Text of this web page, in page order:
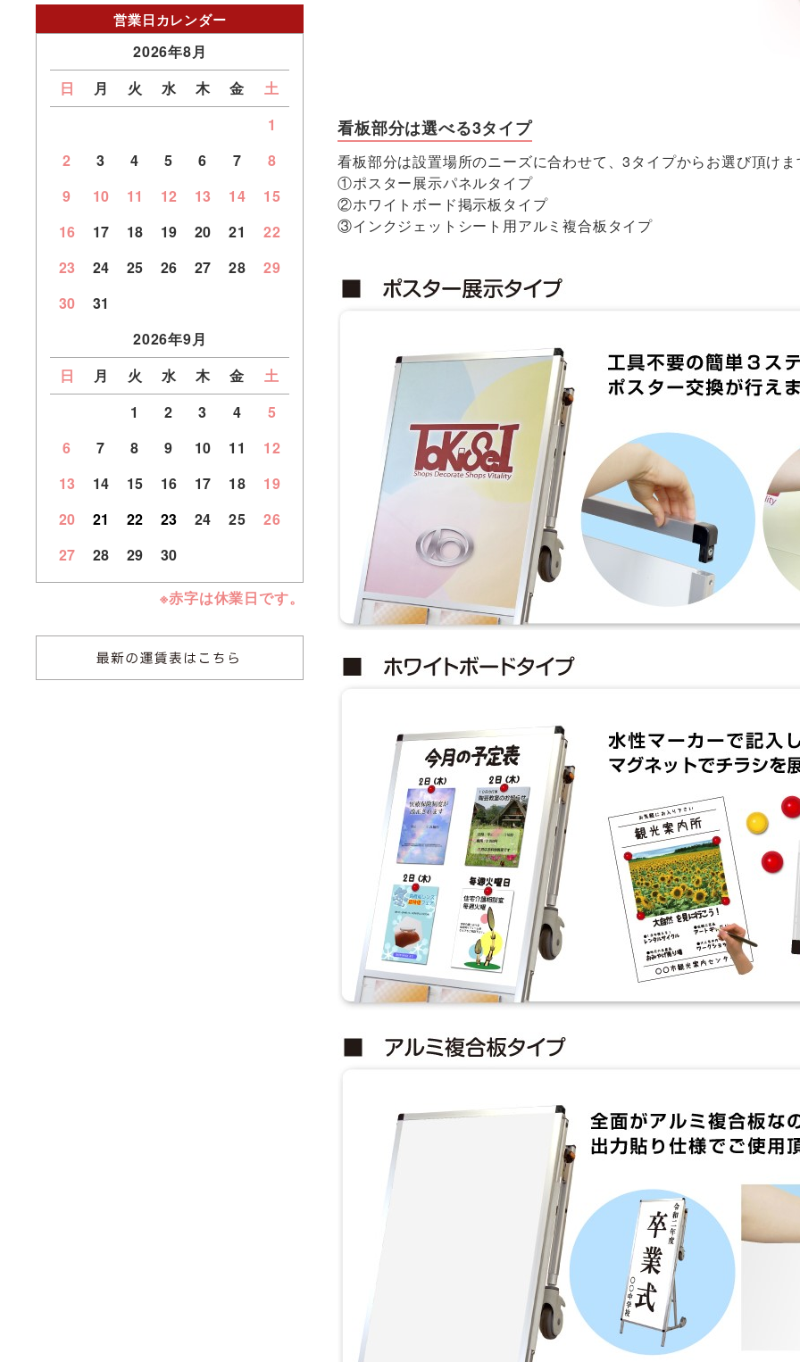
看板部分は選べる3タイプ
看板部分は設置場所のニーズに合わせて、3タイプからお選び頂け
①ポスター展示パネルタイプ
②ホワイトボード掲示板タイプ
③インクジェットシート用アルミ複合板タイプ
営業日カレンダー
2026年8月
日
月 火 水 木 金
土
1
2
3 4 5 6 7
8
9
10 11 12 13 14
15
16
17 18 19 20 21
22
23
24 25 26 27 28
29
30
31
2026年9月
日
月 火 水 木 金
土
1
2 3 4
5
6
7 8 9 10 11
12
13
14 15 16 17 18
19
20
21 22 23 24 25
26
27
28 29 30
※赤字は休業日です。